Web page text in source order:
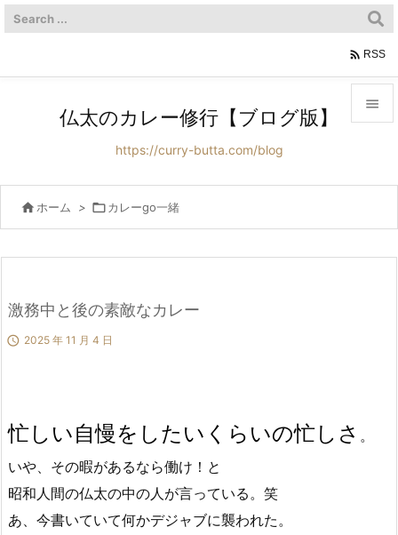



 RSS
仏太のカレー修行【ブログ版】
https://curry-butta.com/blog
 ホーム >  カレーgo一緒
激務中と後の素敵なカレー
 2025 年 11 月 4 日
忙しい自慢をしたいくらいの忙しさ 。
いや、その暇があるなら働け！と
昭和人間の仏太の中の人が言っている。笑
あ、今書いていて何かデジャブに襲われた。